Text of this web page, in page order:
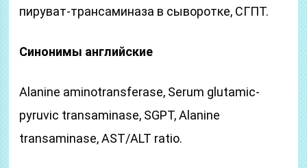
пируват-трансаминаза в сыворотке, СГПТ.
Синонимы английские
Alanine aminotransferase, Serum glutamic-
pyruvic transaminase, SGPT, Alanine
transaminase, AST/ALT ratio.